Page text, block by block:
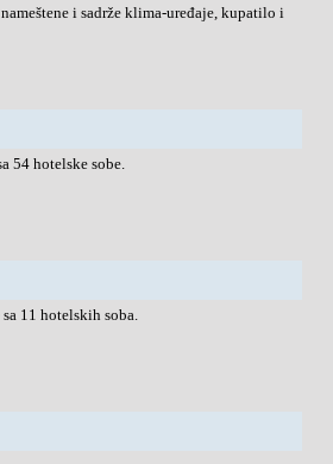
i sadrže klima-uređaje, kupatilo i
54 hotelske sobe.
11 hotelskih soba.